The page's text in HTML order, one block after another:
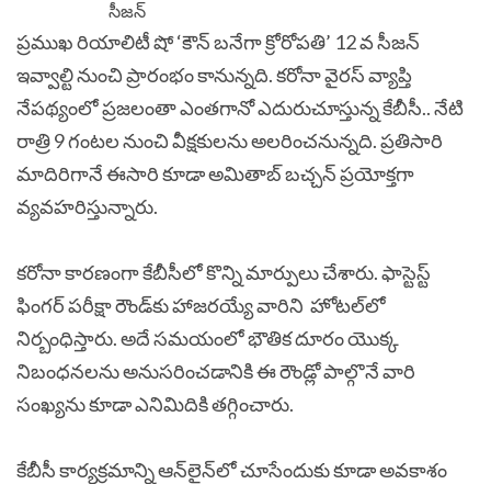
ప్రముఖ రియాలిటీ షో ‘కౌన్ బనేగా క్రోరోపతి’ 12 వ సీజన్
ఇవ్వాల్టి నుంచి ప్రారంభం కానున్నది. కరోనా వైరస్‌ వ్యాప్తి
నేపథ్యంలో ప్రజలంతా ఎంతగానో ఎదురుచూస్తున్న కేబీసీ.. నేటి
రాత్రి 9 గంటల నుంచి వీక్షకులను అలరించనున్నది. ప్రతిసారి
మాదిరిగానే ఈసారి కూడా అమితాబ్ బచ్చన్ ప్రయోక్తగా
వ్యవహరిస్తున్నారు.
కరోనా కారణంగా కేబీసీలో కొన్ని మార్పులు చేశారు. ఫాస్టెస్ట్‌
ఫింగర్‌ పరీక్షా రౌండ్‌కు హాజరయ్యే వారిని హోటల్‌లో
నిర్బంధిస్తారు. అదే సమయంలో భౌతిక దూరం యొక్క
నిబంధనలను అనుసరించడానికి ఈ రౌండ్లో పాల్గొనే వారి
సంఖ్యను కూడా ఎనిమిదికి తగ్గించారు.
కేబీసీ కార్యక్రమాన్ని ఆన్‌లైన్‌లో చూసేందుకు కూడా అవకాశం